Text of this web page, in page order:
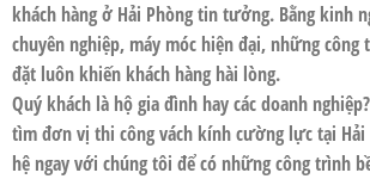
khách hàng ở Hải Phòngtin tưởng. Bằng kinh
chuyên nghiệp, máy móc hiện đại, những
đặt luôn khiến khách hàng hài lòng.
Quý khách là hộ gia đình hay các doanh
tìm đơn vị thi côngvách kính cường lựctại
hệ ngay với chúng tôi để có những công trình